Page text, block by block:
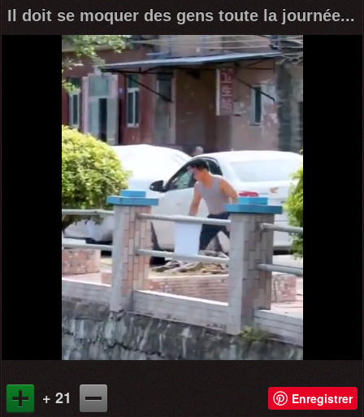
Il doit se moquer des gens toute la journée...
+ 21 Enregistrer